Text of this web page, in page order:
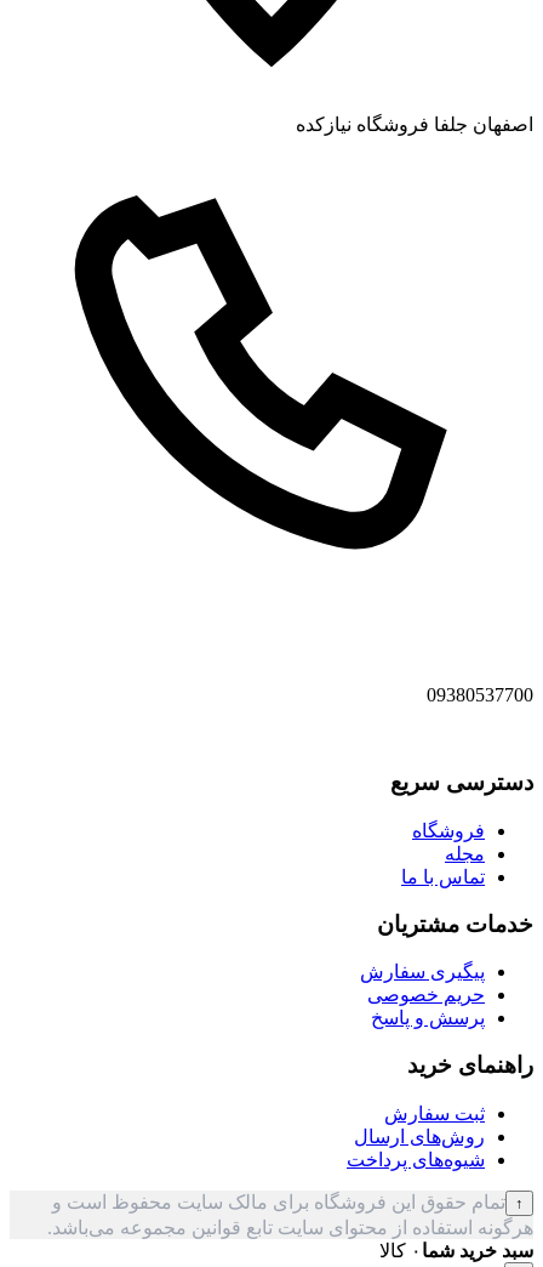
اصفهان جلفا فروشگاه نیازکده
09380537700
دسترسی سریع
فروشگاه
مجله
تماس با ما
خدمات مشتریان
پیگیری سفارش
حریم خصوصی
پرسش و پاسخ
راهنمای خرید
ثبت سفارش
روش‌های ارسال
شیوه‌های پرداخت
↑ تمام حقوق این فروشگاه برای مالک سایت محفوظ است و
هرگونه استفاده از محتوای سایت تابع قوانین مجموعه می‌باشد.
سبد خرید شما ۰ کالا